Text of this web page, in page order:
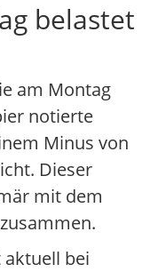
belastet
am Montag
notierte
Minus von
Dieser
mit dem
bei